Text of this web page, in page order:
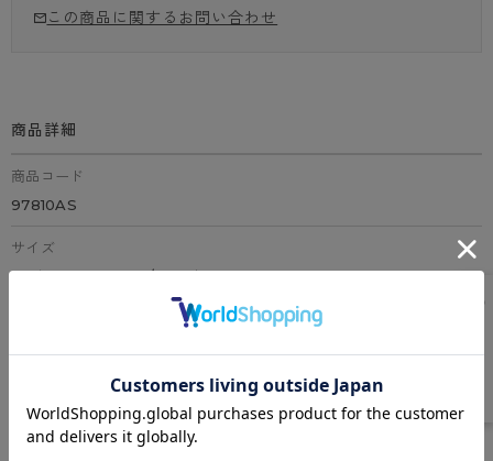
この商品に関するお問い合わせ
商品詳細
商品コード
97810AS
サイズ
M:バスト79～87cm/アンダー68～78cm
L:バスト86～94cm/アンダー73～83cm
LL:バスト93～101cm/アンダー78～86cm
カラー
全4色（グレー、ブラック、ピーコックブルー、アプリコット）
素材